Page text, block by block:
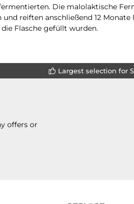
Die malolaktische
reiften anschließend 12 Monate
Flasche gefüllt wurden.
Largest selection for
offers or